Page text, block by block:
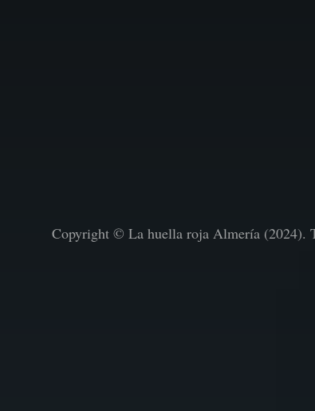
Copyright © La huella roja Almería (2024).